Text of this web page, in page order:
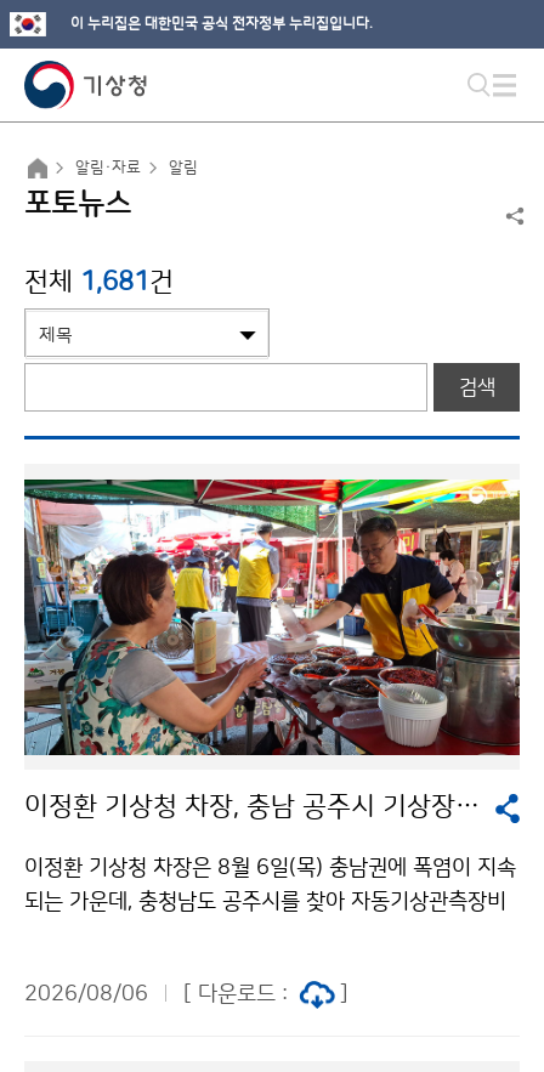
이 누리집은 대한민국 공식 전자정부 누리집입니다.
알림·자료 알림
포토뉴스
전체 1,681건
검색
이정환 기상청 차장, 충남 공주시 기상장비 점검 및 폭염 피해 예방 활동 실시
이정환 기상청 차장은 8월 6일(목) 충남권에 폭염이 지속
되는 가운데, 충청남도 공주시를 찾아 자동기상관측장비
시했다.
2026/08/06 [ 다운로드 :